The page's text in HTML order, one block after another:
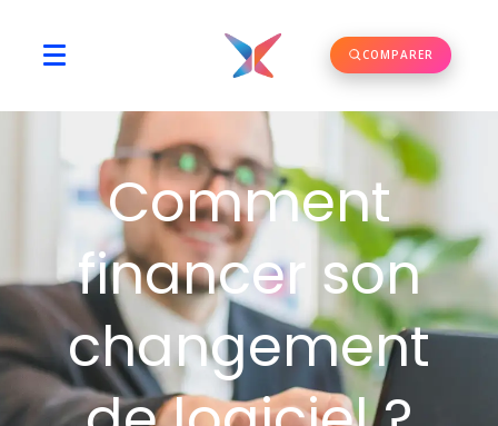
COMPARER
Comment
financer son
changement